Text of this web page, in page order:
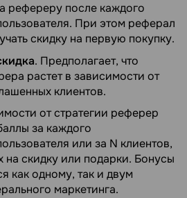
рефереру после каждого
При этом реферал
скидку на первую покупку.
. Предполагает, что
растет в зависимости от
клиентов.
от стратегии реферер
за каждого
или за N клиентов,
на скидку или подарки. Бонусы
как одному, так и двум
маркетинга.